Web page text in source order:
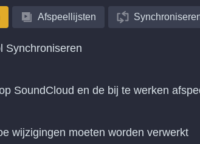
Afspeellijsten
Synchroniseren
SoundCloud en de bij te werken
wijzigingen moeten worden verwerkt